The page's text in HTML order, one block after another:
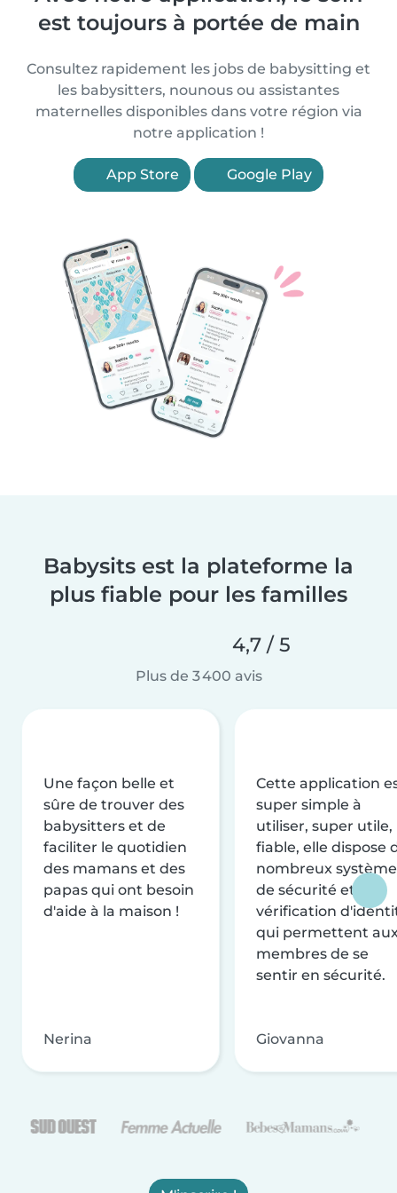
est toujours à portée de main
Consultez rapidement les jobs de babysitting et
les babysitters, nounous ou assistantes
maternelles disponibles dans votre région via
notre application !
App Store Google Play
Babysits est la plateforme la
plus fiable pour les familles
4,7 / 5
Plus de 3 400 avis
Une façon belle et
sûre de trouver des
babysitters et de
faciliter le quotidien
des mamans et des
papas qui ont besoin
d'aide à la maison !
Nerina
Cette application
super simple à
utiliser, super utile,
fiable, elle dispose
nombreux
de sécurité et de
vérification
qui permettent
membres de se
sentir en sécurité.
Giovanna